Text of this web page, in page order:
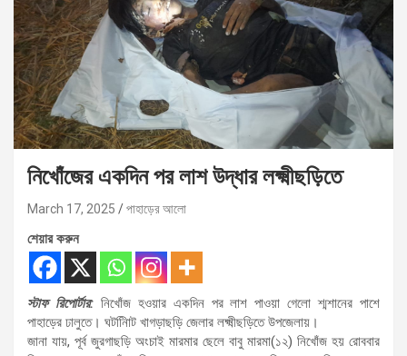
নিখোঁজের একদিন পর লাশ উদ্ধার লক্ষ্মীছড়িতে
March 17, 2025 পাহাড়ের আলো
শেয়ার করুন
স্টাফ রিপোর্টার:নিখোঁজ হওয়ার একদিন পর লাশ পাওয়া গেলো শ্মশানের পাশে
পাহাড়ের ঢালুতে। ঘটনািিট খাগড়াছড়ি জেলার লক্ষ্মীছড়িতে উপজেলায়।
জানা যায়, পূর্ব জুরগাছড়ি অংচাই মারমার ছেলে বাবু মারমা(১২) নিখোঁজ হয় রোববার